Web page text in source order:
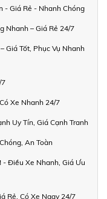
- Giá Rẻ - Nhanh Chóng
Nhanh – Giá Rẻ 24/7
Giá Tốt, Phục Vụ Nhanh
7
Xe Nhanh 24/7
Uy Tín, Giá Cạnh Tranh
An Toàn
- Điều Xe Nhanh, Giá Ưu
Rẻ, Có Xe Ngay 24/7